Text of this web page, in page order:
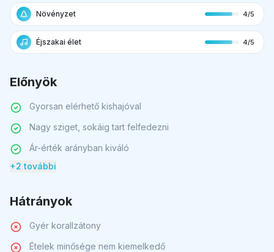
Növényzet 4/5
Éjszakai élet 4/5
Előnyök
Gyorsan elérhető kishajóval
Nagy sziget, sokáig tart felfedezni
Ár-érték arányban kiváló
+2 további
Hátrányok
Gyér korallzátony
Ételek minősége nem kiemelkedő